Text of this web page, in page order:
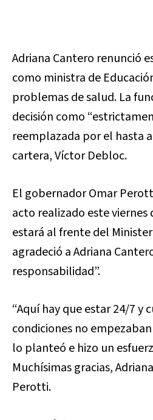
Adriana Cantero renunció
como ministra de
problemas de salud. La
decisión como
reemplazada por el hasta
cartera, Víctor Debloc.
El gobernador Omar
acto realizado este
estará al frente del
agradeció a Adriana
responsabilidad”.
“Aquí hay que estar 24/7 y
condiciones no
lo planteó e hizo un
Muchísimas gracias,
Perotti.